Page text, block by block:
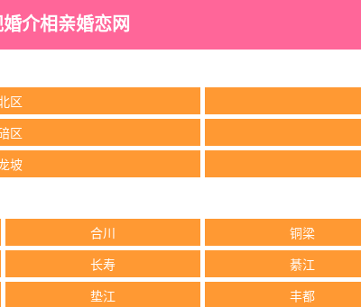
介相亲婚恋网
区
区
坡
合川 铜梁
长寿 綦江
垫江 丰都